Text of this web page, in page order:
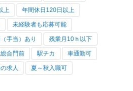
上 年間休日120日以上
未経験者も応募可能
手当）あり 残業月10ｈ以下
総合門前 駅チカ 車通勤可
求人 夏～秋入職可